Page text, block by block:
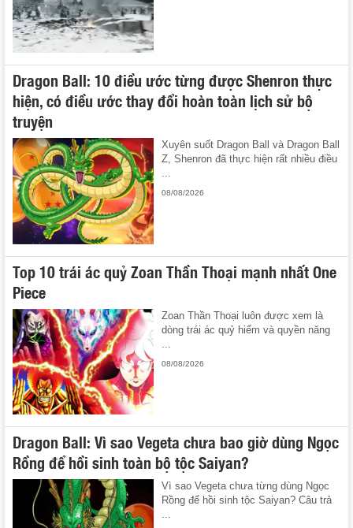
Dragon Ball: 10 điều ước từng được Shenron thực
hiện, có điều ước thay đổi hoàn toàn lịch sử bộ
truyện
Xuyên suốt Dragon Ball và Dragon Ball
Z, Shenron đã thực hiện rất nhiều điều
...
08/08/2026
Top 10 trái ác quỷ Zoan Thần Thoại mạnh nhất One
Piece
Zoan Thần Thoại luôn được xem là
dòng trái ác quỷ hiếm và quyền năng
08/08/2026
Dragon Ball: Vì sao Vegeta chưa bao giờ dùng Ngọc
Rồng để hồi sinh toàn bộ tộc Saiyan?
Vì sao Vegeta chưa từng dùng Ngọc
Rồng để hồi sinh tộc Saiyan? Câu trả